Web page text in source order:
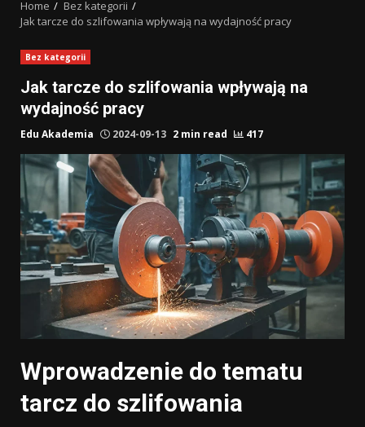
Home
Bez kategorii
Jak tarcze do szlifowania wpływają na wydajność pracy
Bez kategorii
Jak tarcze do szlifowania wpływają na
wydajność pracy
Edu Akademia 2024-09-13 2 min read 417
Wprowadzenie do tematu
tarcz do szlifowania